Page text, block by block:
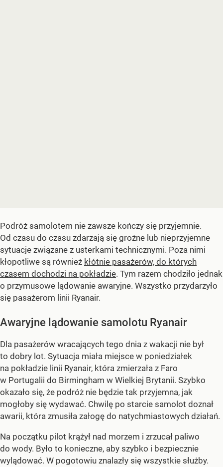
Podróż samolotem nie zawsze kończy się przyjemnie.
Od czasu do czasu zdarzają się groźne lub nieprzyjemne
sytuacje związane z usterkami technicznymi. Poza nimi
kłopotliwe są również kłótnie pasażerów, do których
czasem dochodzi na pokładzie. Tym razem chodziło jednak
o przymusowe lądowanie awaryjne. Wszystko przydarzyło
się pasażerom linii Ryanair.
Awaryjne lądowanie samolotu Ryanair
Dla pasażerów wracających tego dnia z wakacji nie był
to dobry lot. Sytuacja miała miejsce w poniedziałek
na pokładzie linii Ryanair, która zmierzała z Faro
w Portugalii do Birmingham w Wielkiej Brytanii. Szybko
okazało się, że podróż nie będzie tak przyjemna, jak
mogłoby się wydawać. Chwilę po starcie samolot doznał
awarii, która zmusiła załogę do natychmiastowych działań.
Na początku pilot krążył nad morzem i zrzucał paliwo
do wody. Było to konieczne, aby szybko i bezpiecznie
wylądować. W pogotowiu znalazły się wszystkie służby.